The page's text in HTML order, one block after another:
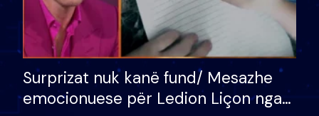
Surprizat nuk kanë fund/ Mesazhe
emocionuese për Ledion Liçon nga